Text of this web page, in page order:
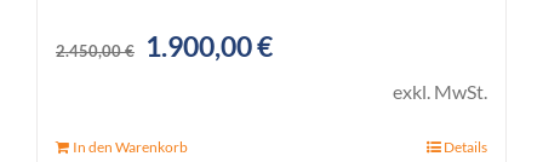
2.450,00€
Ursprünglicher
1.900,00€Aktueller
exkl. MwSt.
In den Warenkorb Details